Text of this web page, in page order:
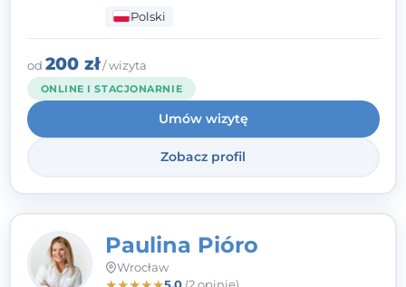
na uważne słuchanie Pacjenta. Interesuje
mnie szczególnie psychoterapia zaburzeń
osobowości, zaburzeń nerwicowych i
lękowych, a także zagadnienia związane z
małżeństwem i rodziną, w tym problemy w
relacjach rodzinnych. Nie specjalizuję się w
uzależnieniach.
Polski
od 200 zł/ wizyta
ONLINE I STACJONARNIE
Umów wizytę
Zobacz profil
Paulina Pióro
Wrocław